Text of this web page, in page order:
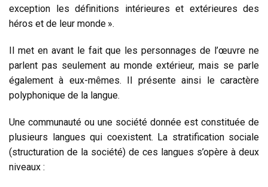
exception les définitions intérieures et extérieures des
héros et de leur monde ».
Il met en avant le fait que les personnages de l’œuvre ne
parlent pas seulement au monde extérieur, mais se parle
également à eux-mêmes. Il présente ainsi le caractère
polyphonique de la langue.
Une communauté ou une société donnée est constituée de
plusieurs langues qui coexistent. La stratification sociale
(structuration de la société) de ces langues s’opère à deux
niveaux :